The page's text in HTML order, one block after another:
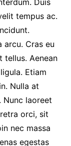
Duis
tempus ac.
arcu. Cras eu
tellus. Aenean
Etiam
Nulla at
laoreet
orci, sit
nec massa
egestas